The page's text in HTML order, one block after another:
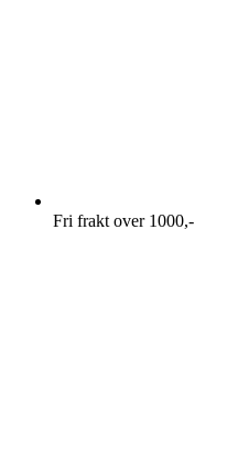
Fri frakt over 1000,-